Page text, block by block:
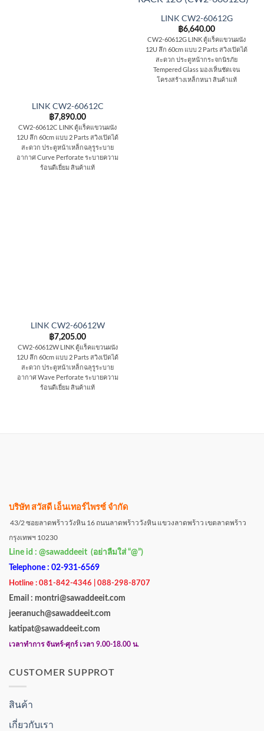
LINK CW2-60612C
฿7,890.00
CW2-60612C LINK ตู้แร็คแขวนผนัง
12U ลึก 60cm แบบ 2 Parts สวิงเปิดได้
สะดวก ประตูหน้าเหล็กฉลุรูระบาย
อากาศ Curve Perforate ระบายความ
ร้อนดีเยี่ยม สินค้าแท้
LINK CW2-60612G
฿6,640.00
CW2-60612G LINK ตู้แร็คแขวนผนัง
12U ลึก 60cm แบบ 2 Parts สวิงเปิดได้
สะดวก ประตูหน้ากระจกนิรภัย
Tempered Glass มองเห็นชัดเจน
โครงสร้างเหล็กหนา สินค้าแท้
LINK CW2-60612W
฿7,205.00
CW2-60612W LINK ตู้แร็คแขวนผนัง
12U ลึก 60cm แบบ 2 Parts สวิงเปิดได้
สะดวก ประตูหน้าเหล็กฉลุรูระบาย
อากาศ Wave Perforate ระบายความ
ร้อนดีเยี่ยม สินค้าแท้
บริษัท สวัสดี เอ็นเทอร์ไพรซ์ จำกัด
43/2 ซอยลาดพร้าววังหิน 16 ถนนลาดพร้าววังหิน แขวงลาดพร้าว เขตลาดพร้าว
กรุงเทพฯ 10230
Line id : @sawaddeeit (อย่าลืมใส่ “@”)
Telephone : 02-931-6569
Hotline : 081-842-4346 | 088-298-8707
Email : montri@sawaddeeit.com
jeeranuch@sawaddeeit.com
katipat@sawaddeeit.com
เวลาทำการ จันทร์-ศุกร์ เวลา 9.00-18.00 น.
CUSTOMER SUPPROT
สินค้า
เกี่ยวกับเรา